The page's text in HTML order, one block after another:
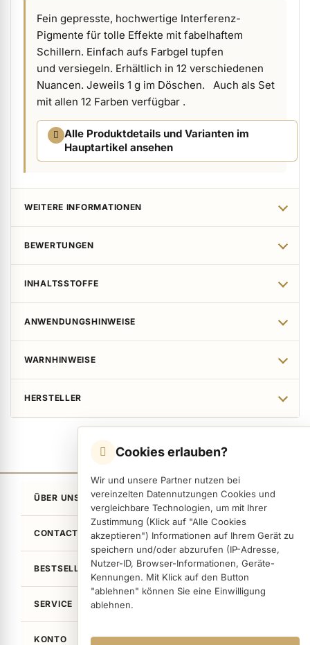
Cookies erlauben?
Wir und unsere Partner nutzen bei
vereinzelten Datennutzungen Cookies und
vergleichbare Technologien, um mit Ihrer
Zustimmung (Klick auf "Alle Cookies
akzeptieren") Informationen auf Ihrem Gerät zu
speichern und/oder abzurufen (IP-Adresse,
Nutzer-ID, Browser-Informationen, Geräte-
Kennungen. Mit Klick auf den Button
"ablehnen" können Sie eine Einwilligung
ablehnen.
Verpackungen & Verkaufshilfen anzeigen
Kundenpräsente anzeigen
Fein gepresste, hochwertige Interferenz-
Pigmente für tolle Effekte mit fabelhaftem
Schillern. Einfach aufs Farbgel tupfen
und versiegeln. Erhältlich in 12 verschiedenen
Nuancen. Jeweils 1 g im Döschen. Auch als Set
mit allen 12 Farben verfügbar .
Alle Produktdetails und Varianten im
Hauptartikel ansehen
WEITERE INFORMATIONEN
BEWERTUNGEN
INHALTSSTOFFE
ANWENDUNGSHINWEISE
WARNHINWEISE
HERSTELLER
ÜBER UNS
CONTACT
BESTSELLER
SERVICE
KONTO